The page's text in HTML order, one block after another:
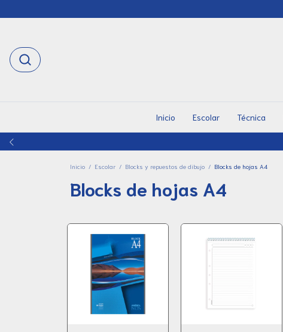
Inicio Escolar Técnica
Inicio / Escolar / Blocks y repuestos de dibujo / Blocks de hojas A4
Blocks de hojas A4